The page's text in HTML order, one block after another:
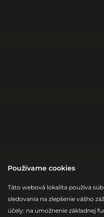
Používame cookies
Táto webová lokalita používa
sledovania na zlepšenie vášho
účely: na umožnenie základnej